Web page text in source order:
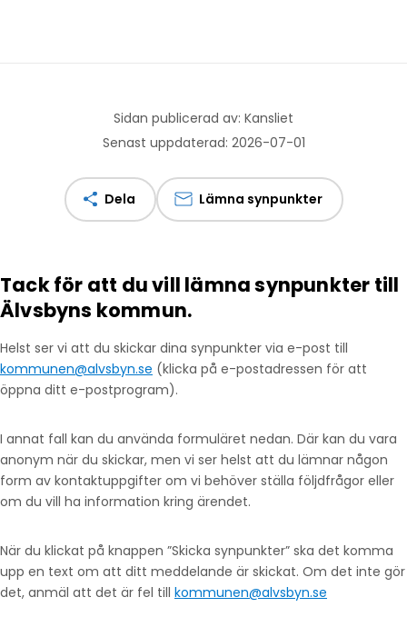
Sidan publicerad av: Kansliet
Senast uppdaterad: 2026-07-01
Dela Lämna synpunkter
Tack för att du vill lämna synpunkter till
Älvsbyns kommun.
Helst ser vi att du skickar dina synpunkter via e-post till
kommunen@alvsbyn.se (klicka på e-postadressen för att
öppna ditt e-postprogram).
I annat fall kan du använda formuläret nedan. Där kan du vara
anonym när du skickar, men vi ser helst att du lämnar någon
form av kontaktuppgifter om vi behöver ställa följdfrågor eller
om du vill ha information kring ärendet.
När du klickat på knappen ”Skicka synpunkter” ska det komma
upp en text om att ditt meddelande är skickat. Om det inte gör
det, anmäl att det är fel till kommunen@alvsbyn.se